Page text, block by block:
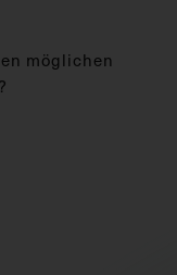
möglichen